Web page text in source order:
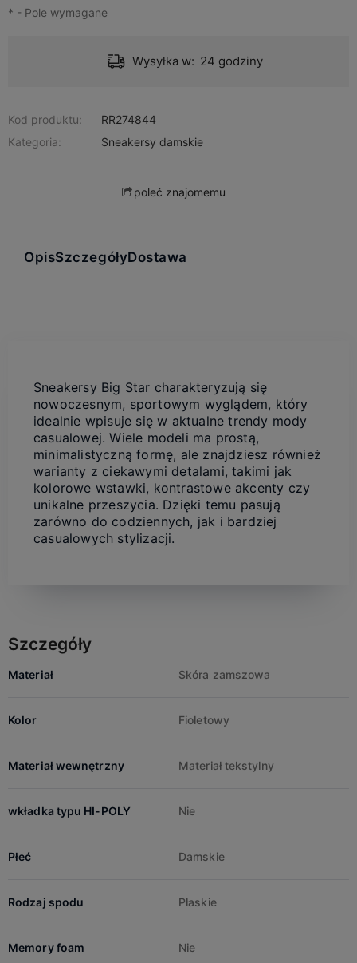
* - Pole wymagane
Wysyłka w: 24 godziny
Kod produktu:
RR274844
Kategoria:
Sneakersy damskie
poleć znajomemu
OpisSzczegółyDostawa
Sneakersy Big Star charakteryzują się
nowoczesnym, sportowym wyglądem, który
idealnie wpisuje się w aktualne trendy mody
casualowej. Wiele modeli ma prostą,
minimalistyczną formę, ale znajdziesz również
warianty z ciekawymi detalami, takimi jak
kolorowe wstawki, kontrastowe akcenty czy
unikalne przeszycia. Dzięki temu pasują
zarówno do codziennych, jak i bardziej
casualowych stylizacji.
Szczegóły
Materiał Skóra zamszowa
Kolor Fioletowy
Materiał wewnętrzny Materiał tekstylny
wkładka typu HI-POLY Nie
Płeć Damskie
Rodzaj spodu Płaskie
Memory foam Nie